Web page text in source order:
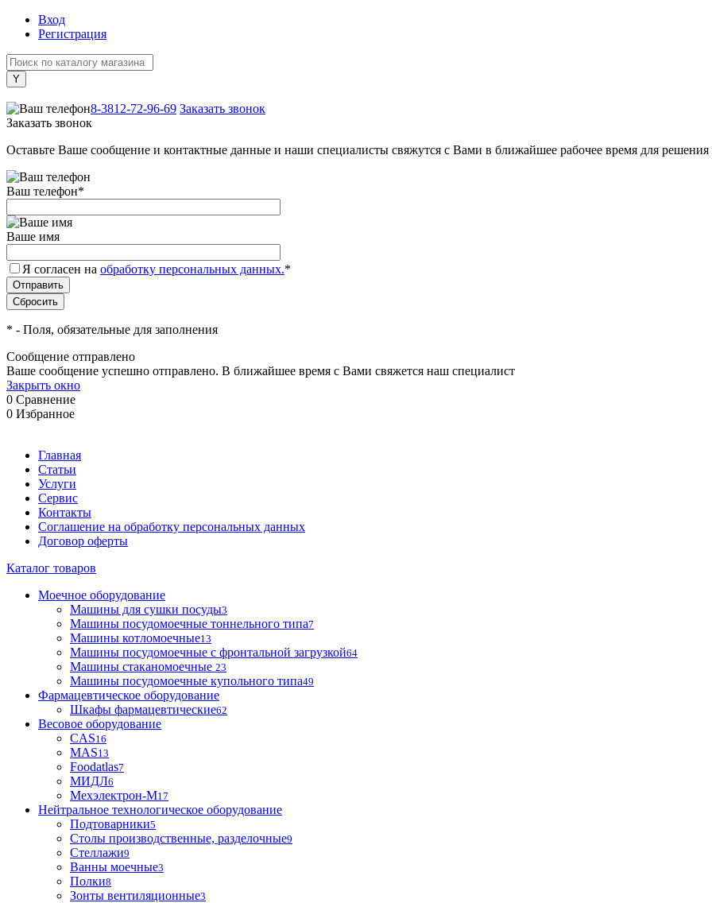
Вход
Регистрация
8-3812-72-96-69 Заказать звонок
Заказать звонок
Оставьте Ваше сообщение и контактные данные и наши специалисты свяжутся с Вами в ближайшее рабочее время для
Ваш телефон*
Ваше имя
Я согласен на обработку персональных данных.*
* - Поля, обязательные для заполнения
Сообщение отправлено
Ваше сообщение успешно отправлено. В ближайшее время с Вами свяжется наш специалист
Закрыть окно
0 Сравнение
0 Избранное
Главная
Статьи
Услуги
Сервис
Контакты
Соглашение на обработку персональных данных
Договор оферты
Каталог товаров
Моечное оборудование
Машины для сушки посуды3
Машины посудомоечные тоннельного типа7
Машины котломоечные13
Машины посудомоечные с фронтальной загрузкой64
Машины стаканомоечные 23
Машины посудомоечные купольного типа49
Фармацевтическое оборудование
Шкафы фармацевтические62
Весовое оборудование
CAS16
MAS13
Foodatlas7
МИДЛ6
Мехэлектрон-М17
Нейтральное технологическое оборудование
Подтоварники5
Столы производственные, разделочные9
Стеллажи9
Ванны моечные3
Полки8
Зонты вентиляционные3